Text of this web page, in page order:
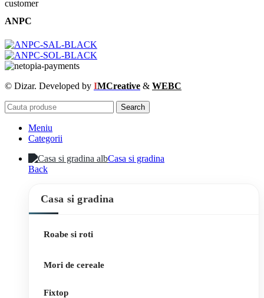
ANPC
© Dizar. Developed by IMCreative & WEBC
Search
Meniu
Categorii
Casa si gradina
Back
Casa si gradina
Roabe si roti
Mori de cereale
Fixtop